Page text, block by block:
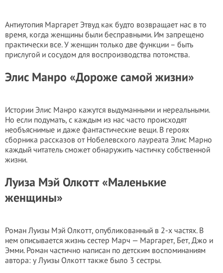
Антиутопия Маргарет Этвуд как будто возвращает нас в то
время, когда женщины были бесправными. Им запрещено
практически все. У женщин только две функции – быть
прислугой и сосудом для воспроизводства потомства.
Элис Манро «Дороже самой жизни»
Истории Элис Манро кажутся выдуманными и нереальными.
Но если подумать, с каждым из нас часто происходят
необъяснимые и даже фантастические вещи. В героях
сборника рассказов от Нобелевского лауреата Элис Марно
каждый читатель сможет обнаружить частичку собственной
жизни.
Луиза Мэй Олкотт «Маленькие
женщины»
Роман Луизы Мэй Олкотт, опубликованный в 2-х частях. В
нем описывается жизнь сестер Марч — Маргарет, Бет, Джо и
Эмми. Роман частично написан по детским воспоминаниям
автора: у Луизы Олкотт также было 3 сестры.